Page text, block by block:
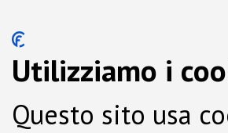
Utilizziamo i
Questo sito usa